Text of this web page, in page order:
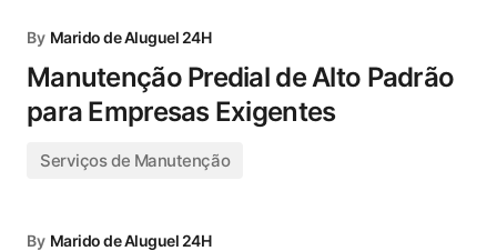
By Marido de Aluguel 24H
Manutenção Predial de Alto Padrão
para Empresas Exigentes
Serviços de Manutenção
By Marido de Aluguel 24H